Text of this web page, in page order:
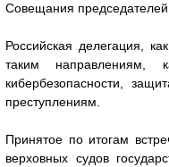
Совещания председателей
Российская делегация,
таким направлениям,
кибербезопасности,
преступлениям.
Принятое по итогам
верховных судов